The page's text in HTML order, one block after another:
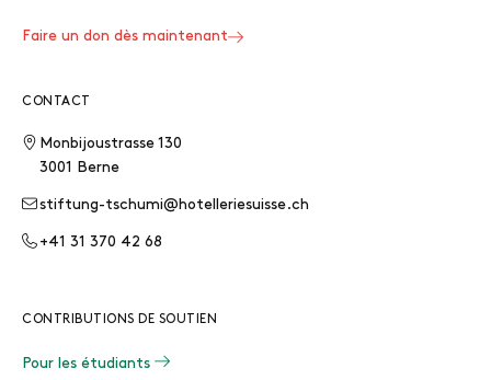
Faire un don dès maintenant
CONTACT
Monbijoustrasse 130
3001 Berne
stiftung-tschumi@hotelleriesuisse.ch
+41 31 370 42 68
CONTRIBUTIONS DE SOUTIEN
Pour les étudiants